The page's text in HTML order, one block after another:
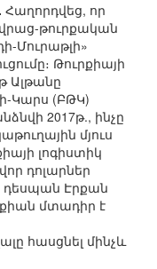
Հաղորդվեց, որ
թուրքական
Մուրաթլի»
Թուրքիայի
Ալթանը
Կարս (ԲԹԿ)
2017թ., ինչը
մյուս
լոգիստիկ
դոլարներ
դեսպան Էրքան
մտադիր է
հասցնել մինչև